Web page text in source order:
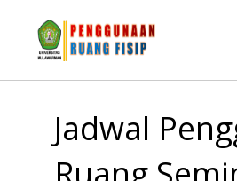
Jadwal